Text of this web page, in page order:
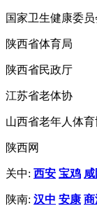
国家卫生健康委员
陕西省体育局
陕西省民政厅
江苏省老体协
山西省老年人体育
陕西网
关中: 西安 宝鸡 咸
陕南: 汉中 安康 商